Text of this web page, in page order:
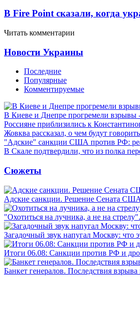
В Fire Point сказали, когда
Читать комментарии
Новости Украины
Последние
Популярные
Комментируемые
В Киеве и Днепре прогремели
Россияне приблизились к
Жовква рассказал, о чем будут
"Адские" санкции США против РФ:
В Скале подтвердили, что из полка
Сюжеты
Адские санкции. Решение Сената США
"Охотиться на лучника, а не на
Загадочный звук напугал Москву: что
Итоги 06.08: Санкции против РФ и
Банкет генералов. Последствия